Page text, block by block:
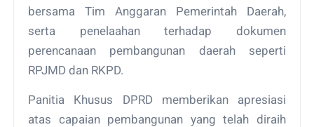
bersama Tim Anggaran Pemerintah Daerah,
serta penelaahan terhadap dokumen
perencanaan pembangunan daerah seperti
RPJMD dan RKPD.
Panitia Khusus DPRD memberikan apresiasi
atas capaian pembangunan yang telah diraih